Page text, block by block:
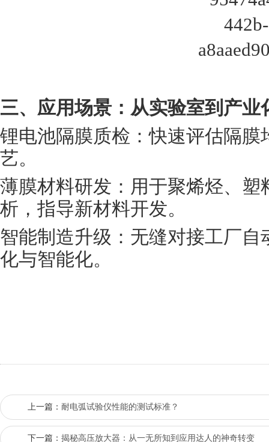
三、应用场景：从实验室到产业
锂电池隔膜质检 ：快速评估隔
艺。
薄膜材料研发 ：用于聚烯烃、
析，指导新材料开发。
智能制造升级 ：无缝对接工厂
化与智能化。
上一篇： 耐电弧试验仪性能的测试标准？
下一篇： 揭秘高压放大器：从一无所知到应用达人的神奇转变